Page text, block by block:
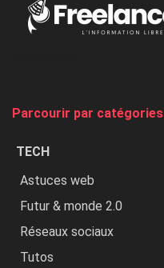
Parcourir par catégories
TECH
Astuces web
Futur & monde 2.0
Réseaux sociaux
Tutos